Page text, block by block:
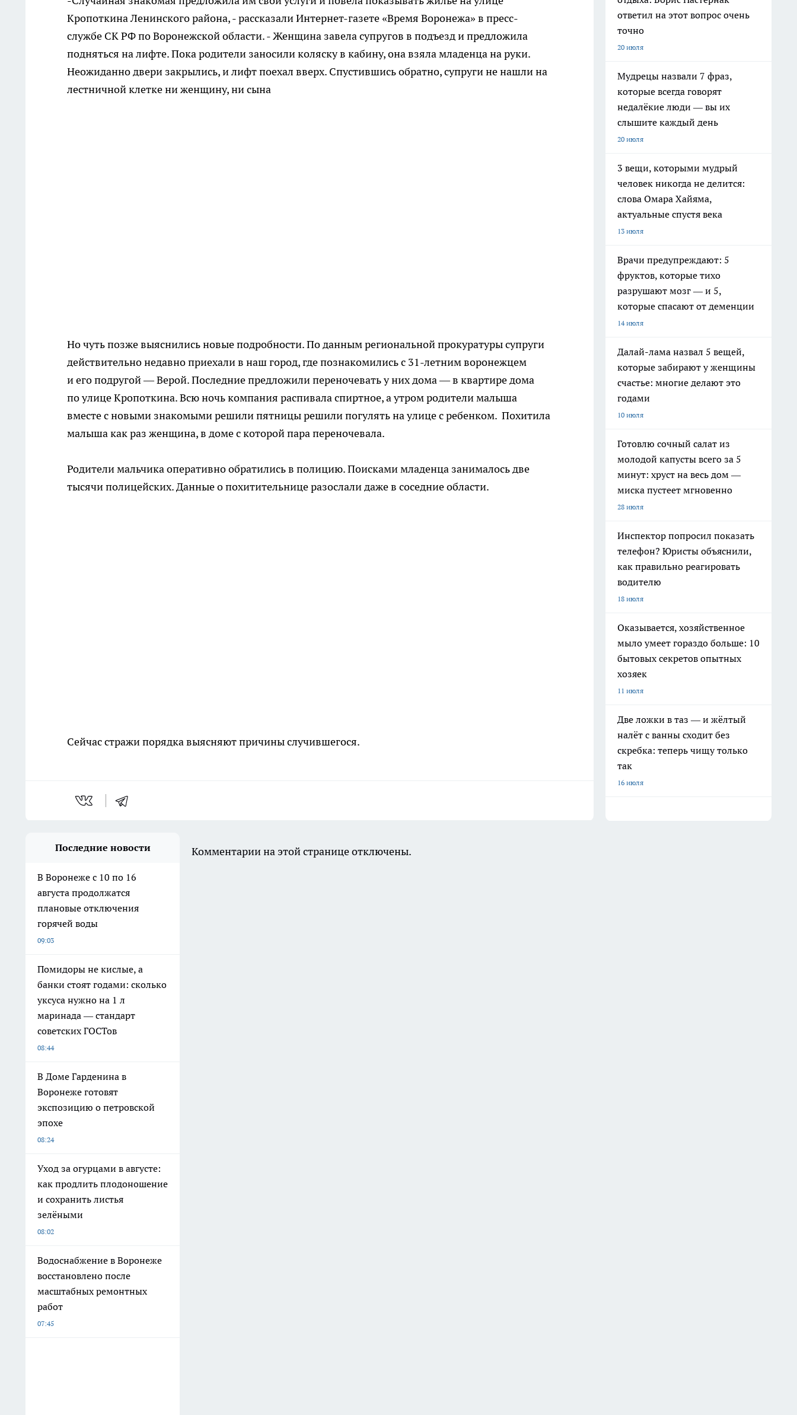
Кропоткина Ленинского района, - рассказали Интернет-газете «Время Воронежа» в пресс-
службе СК РФ по Воронежской области. - Женщина завела супругов в подъезд и предложила
подняться на лифте. Пока родители заносили коляску в кабину, она взяла младенца на руки.
Неожиданно двери закрылись, и лифт поехал вверх. Спустившись обратно, супруги не нашли на
лестничной клетке ни женщину, ни сына
Но чуть позже выяснились новые подробности. По данным региональной прокуратуры супруги
действительно недавно приехали в наш город, где познакомились с 31-летним воронежцем
и его подругой — Верой. Последние предложили переночевать у них дома — в квартире дома
по улице Кропоткина. Всю ночь компания распивала спиртное, а утром родители малыша
вместе с новыми знакомыми решили пятницы решили погулять на улице с ребенком. Похитила
малыша как раз женщина, в доме с которой пара переночевала.
Родители мальчика оперативно обратились в полицию. Поисками младенца занималось две
тысячи полицейских. Данные о похитительнице разослали даже в соседние области.
Сейчас стражи порядка выясняют причины случившегося.
ответил на этот вопрос очень
точно
20 июля
Мудрецы назвали 7 фраз,
которые всегда говорят
недалёкие люди — вы их
слышите каждый день
20 июля
3 вещи, которыми мудрый
человек никогда не делится:
слова Омара Хайяма,
актуальные спустя века
13 июля
Врачи предупреждают: 5
фруктов, которые тихо
разрушают мозг — и 5,
которые спасают от деменции
14 июля
Далай-лама назвал 5 вещей,
которые забирают у женщины
счастье: многие делают это
годами
10 июля
Готовлю сочный салат из
молодой капусты всего за 5
минут: хруст на весь дом —
миска пустеет мгновенно
28 июля
Инспектор попросил показать
телефон? Юристы объяснили,
как правильно реагировать
водителю
18 июля
Оказывается, хозяйственное
мыло умеет гораздо больше: 10
бытовых секретов опытных
хозяек
11 июля
Две ложки в таз — и жёлтый
налёт с ванны сходит без
скребка: теперь чищу только
так
16 июля
Последние новости
В Воронеже с 10 по 16
августа продолжатся
плановые отключения
горячей воды
09:03
Помидоры не кислые, а
банки стоят годами: сколько
уксуса нужно на 1 л
маринада — стандарт
советских ГОСТов
08:44
В Доме Гарденина в
Воронеже готовят
экспозицию о петровской
эпохе
08:24
Уход за огурцами в августе:
как продлить плодоношение
и сохранить листья
зелёными
08:02
Водоснабжение в Воронеже
восстановлено после
масштабных ремонтных
работ
07:45
Комментарии на этой странице отключены.